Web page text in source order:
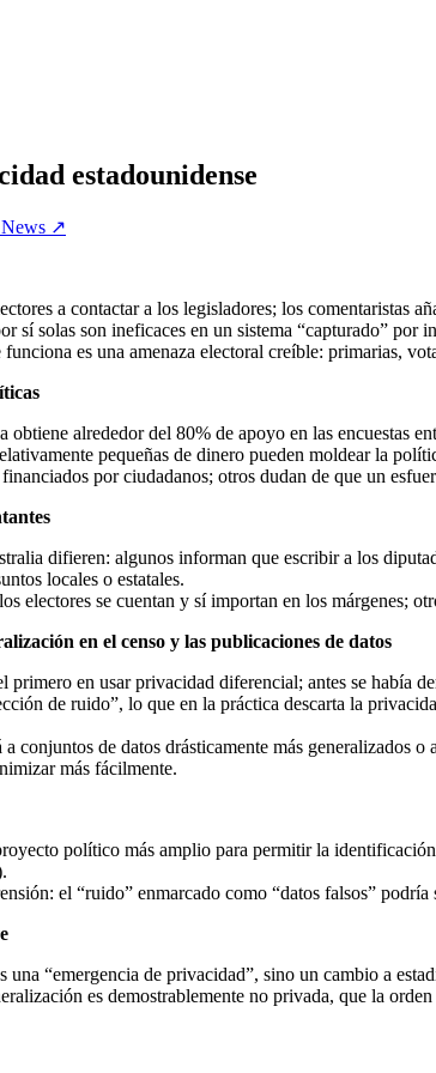
estadounidense
News ↗
a contactar a los legisladores; los comentaristas
sí solas son ineficaces en un sistema “capturado” por
es una amenaza electoral creíble: primarias,
alrededor del 80% de apoyo en las encuestas
pequeñas de dinero pueden moldear la
por ciudadanos; otros dudan de que un
difieren: algunos informan que escribir a los
locales o estatales.
electores se cuentan y sí importan en los márgenes;
en el censo y las publicaciones de datos
en usar privacidad diferencial; antes se había
de ruido”, lo que en la práctica descarta la
conjuntos de datos drásticamente más generalizados
más fácilmente.
político más amplio para permitir la
el “ruido” enmarcado como “datos falsos”
una “emergencia de privacidad”, sino un cambio a
es demostrablemente no privada, que la